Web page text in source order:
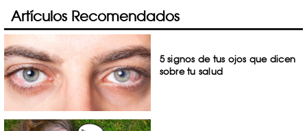
Artículos Recomendados
5 signos de tus ojos que dicen
sobre tu salud